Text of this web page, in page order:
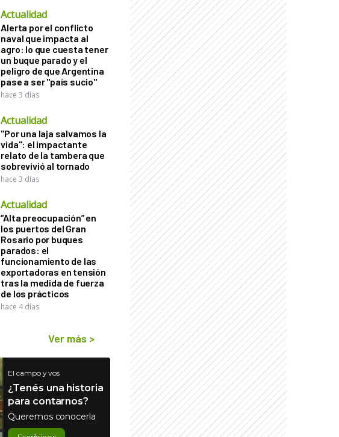
Actualidad
Alerta por el conflicto
naval que impacta al
agro: lo que cuesta tener
un buque parado y el
peligro de que Argentina
pase a ser "país sucio"
hace 3 días
Actualidad
"Por una laja salvamos la
vida": el impactante
relato de la tambera que
sobrevivió al tornado
hace 3 días
Actualidad
“Alta preocupación” en
los puertos del Gran
Rosario por buques
parados: el
funcionamiento de las
exportadoras en tensión
tras la medida de fuerza
de los prácticos
hace 4 días
Ver más >
El campo y vos
¿Tenés una historia
para contarnos?
Queremos conocerla